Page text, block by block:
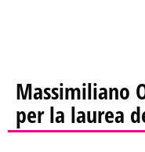
Massimiliano
per la laurea